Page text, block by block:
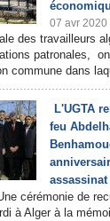
07 avr 2020
des travailleurs
patronales,
commune dans
L'UGTA
feu
assassinat
cérémonie de
à Alger à la